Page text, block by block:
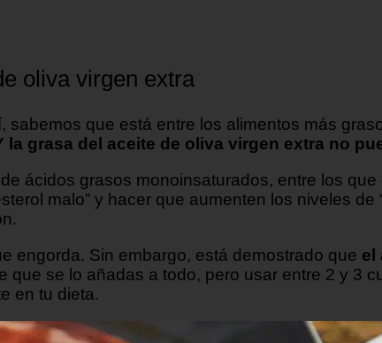
oliva virgen extra
sabemos que está entre los alimentos más
la grasa del aceite de oliva virgen extra no
ácidos grasos monoinsaturados, entre los
malo” y hacer que aumenten los niveles
engorda. Sin embargo, está demostrado que el
que se lo añadas a todo, pero usar entre 2 y 3
en tu dieta.